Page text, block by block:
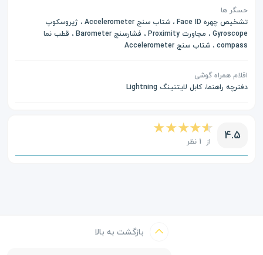
حسگر ها
تشخیص چهره Face ID ، شتاب سنج Accelerometer ، ژیروسکوپ
Gyroscope ، مجاورت Proximity ، فشارسنج Barometer ، قطب نما
compass ، شتاب سنج Accelerometer
اقلام همراه گوشی
دفترچه‌ راهنما، کابل لایتنینگ Lightning
4.5 از 1 نظر
بازگشت به بالا